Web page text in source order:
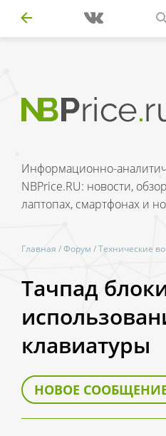
Информационно-
NBPrice.RU: новости,
лаптопах, смартфонах и
Главная /Форум /Технические
Тачпад
клавиатуры
НОВОЕ